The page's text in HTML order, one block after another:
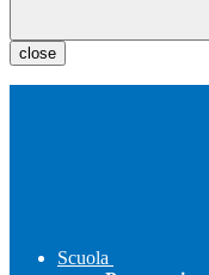
close
Scuola